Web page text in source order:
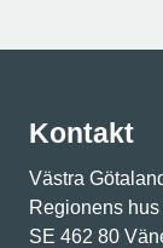
Kontakt
Västra
Regionens hus
SE 462 80